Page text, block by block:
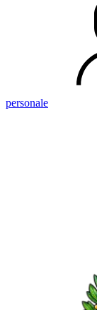
personale